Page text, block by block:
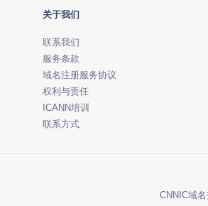
关于我们
联系我们
服务条款
域名注册服务协议
权利与责任
ICANN培训
联系方式
CNNIC域